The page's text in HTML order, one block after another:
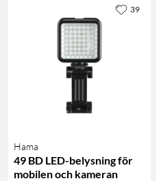
Hama
49 BD LED-belysning för
mobilen och kameran
39